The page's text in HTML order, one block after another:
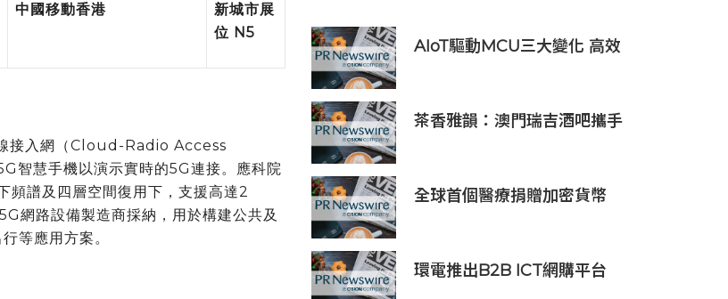
中國移動香港
新城市展
位 N5
接入網（Cloud-Radio Access
智慧手機以演示實時的5G連接。應科院
頻譜及四層空間復用下，支援高達2
網路設備製造商採納，用於構建公共及
等應用方案。
AIoT驅動MCU三大變化 高效
茶香雅韻：澳門瑞吉酒吧攜手
全球首個醫療捐贈加密貨幣
環電推出B2B ICT網購平台